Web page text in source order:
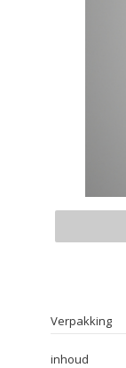
Verpakking
inhoud